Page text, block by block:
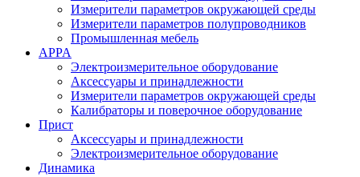
Измерители параметров окружающей среды
Измерители параметров полупроводников
Промышленная мебель
APPA
Электроизмерительное оборудование
Аксессуары и принадлежности
Измерители параметров окружающей среды
Калибраторы и поверочное оборудование
Прист
Аксессуары и принадлежности
Электроизмерительное оборудование
Динамика